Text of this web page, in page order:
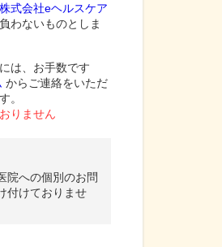
株式会社eヘルスケア
わないものとしま
は、お手数です
からご連絡をいただ
。
りません
院への個別のお問
付けておりませ